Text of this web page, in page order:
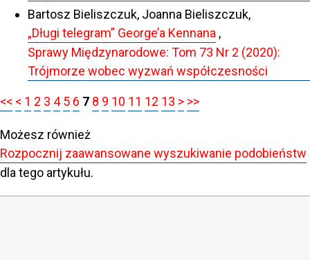
Bartosz Bieliszczuk, Joanna Bieliszczuk,
„Długi telegram” George’a Kennana ,
Sprawy Międzynarodowe: Tom 73 Nr 2 (2020):
Trójmorze wobec wyzwań współczesności
<< < 1 2 3 4 5 6 7 8 9 10 11 12 13 > >>
Możesz również
Rozpocznij zaawansowane wyszukiwanie podobieństw
dla tego artykułu.